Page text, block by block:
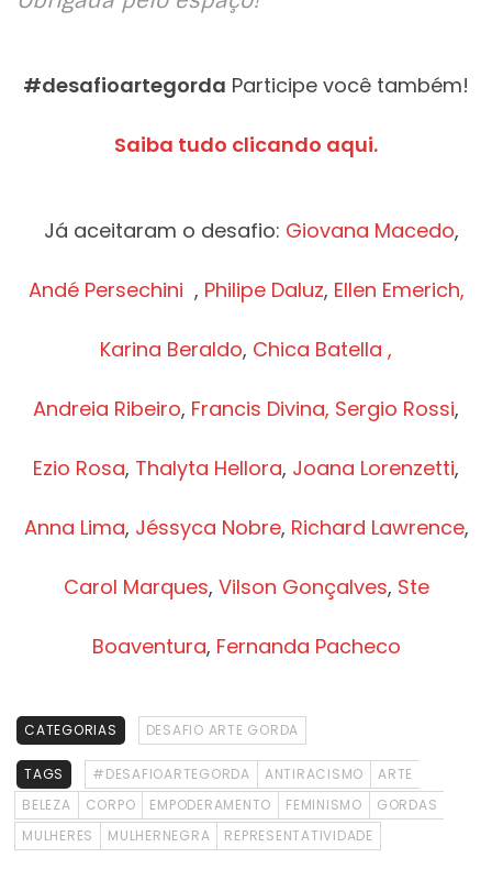
#desafioartegorda Participe você também!
Saiba tudo clicando aqui.
Já aceitaram o desafio: Giovana Macedo,
Andé Persechini , Philipe Daluz, Ellen Emerich,
Karina Beraldo, Chica Batella ,
Andreia Ribeiro, Francis Divina, Sergio Rossi,
Ezio Rosa, Thalyta Hellora, Joana Lorenzetti,
Anna Lima, Jéssyca Nobre, Richard Lawrence,
Carol Marques, Vilson Gonçalves, Ste
Boaventura, Fernanda Pacheco
CATEGORIAS DESAFIO ARTE GORDA
TAGS #DESAFIOARTEGORDA ANTIRACISMO
ARTE
BELEZA
CORPO EMPODERAMENTO FEMINISMO
GORDAS
MULHERES
MULHERNEGRA REPRESENTATIVIDADE